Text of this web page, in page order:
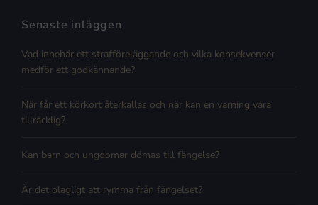
Senaste inläggen
Vad innebär ett strafföreläggande och vilka konsekvenser
medför ett godkännande?
När får ett körkort återkallas och när kan en varning vara
tillräcklig?
Kan barn och ungdomar dömas till fängelse?
Är det olagligt att rymma från fängelset?